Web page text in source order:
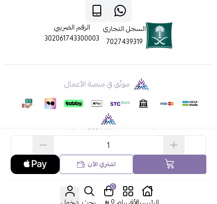
0
0
اشتري الآن
السجل التجاري
7027439319
الرقم الضريبي
302061743300003
موثّق في منصة الأعمال
الحقوق محفوظة | 2026 ركن قطي